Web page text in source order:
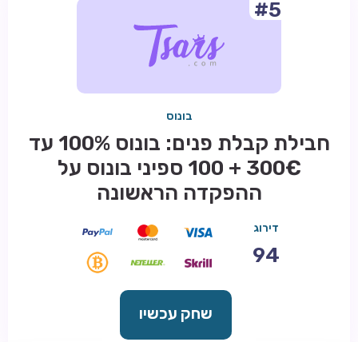
#5
בונוס
חבילת קבלת פנים: בונוס 100% עד
300€ + 100 ספיני בונוס על
ההפקדה הראשונה
דירוג
94
שחק עכשיו